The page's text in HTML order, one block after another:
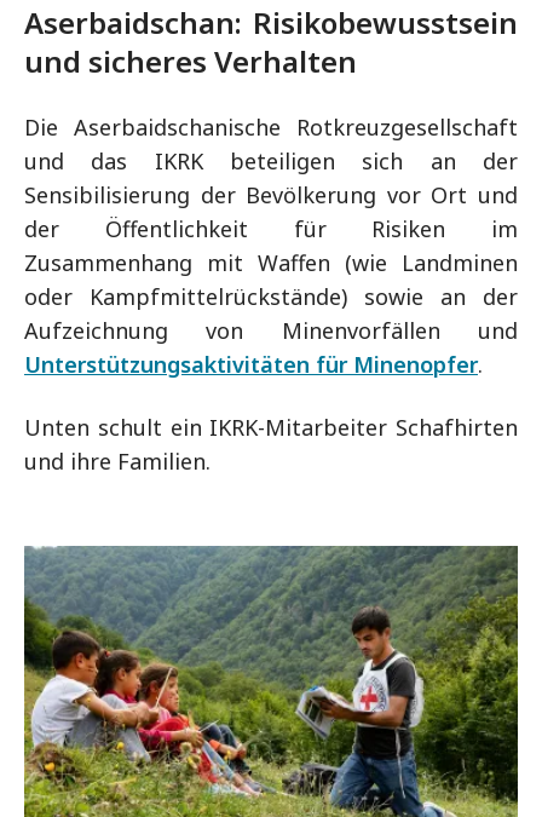
Aserbaidschan: Risikobewusstsein
und sicheres Verhalten
Die Aserbaidschanische Rotkreuzgesellschaft
und das IKRK beteiligen sich an der
Sensibilisierung der Bevölkerung vor Ort und
der Öffentlichkeit für Risiken im
Zusammenhang mit Waffen (wie Landminen
oder Kampfmittelrückstände) sowie an der
Aufzeichnung von Minenvorfällen und
Unterstützungsaktivitäten für Minenopfer.
Unten schult ein IKRK-Mitarbeiter Schafhirten
und ihre Familien.